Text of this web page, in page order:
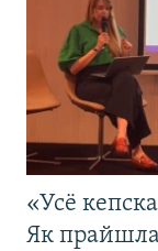
«Усё
Як